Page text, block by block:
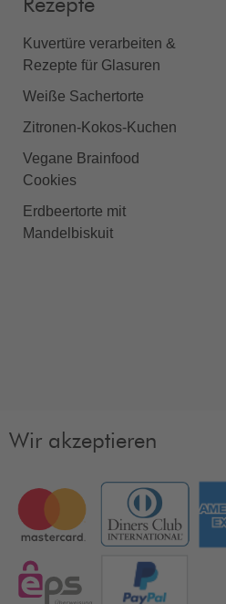
Rezepte
Kuvertüre verarbeiten &
Rezepte für Glasuren
Weiße Sachertorte
Zitronen-Kokos-Kuchen
Vegane Brainfood
Cookies
Erdbeertorte mit
Mandelbiskuit
Wir akzeptieren